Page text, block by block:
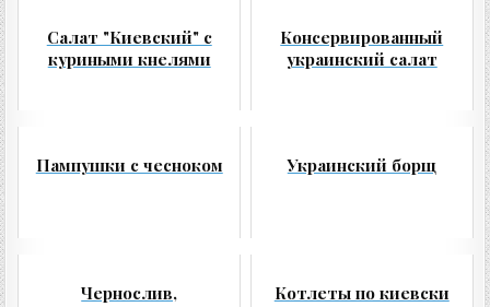
Салат "Киевский" с
куриными кнелями
Консервированный
украинский салат
Пампушки с чесноком Украинский борщ
Чернослив,
Котлеты по киевски